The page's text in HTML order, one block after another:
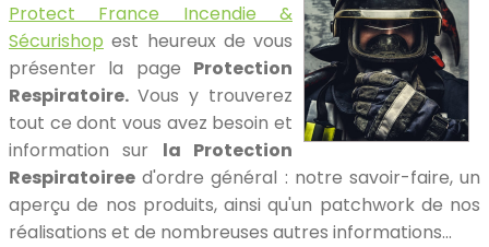
Protect France Incendie &
Sécurishop est heureux de vous
présenter la page Protection
Respiratoire. Vous y trouverez
tout ce dont vous avez besoin et
information sur la Protection
Respiratoiree d'ordre général : notre savoir-faire, un
aperçu de nos produits, ainsi qu'un patchwork de nos
réalisations et de nombreuses autres informations...